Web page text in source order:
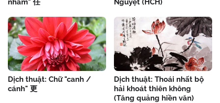
nhâm" 任
Nguyệt (HCH)
Dịch thuật: Chữ "canh /
cánh" 更
Dịch thuật: Thoái nhất bộ
hải khoát thiên không
(Tăng quảng hiền văn)